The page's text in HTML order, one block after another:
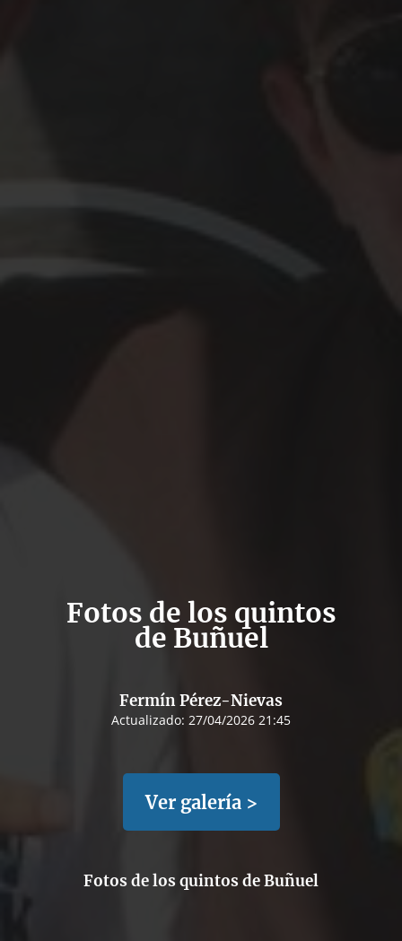
Fotos de los quintos
de Buñuel
Fermín Pérez-Nievas
Actualizado: 27/04/2026 21:45
Ver galería >
Fotos de los quintos de Buñuel